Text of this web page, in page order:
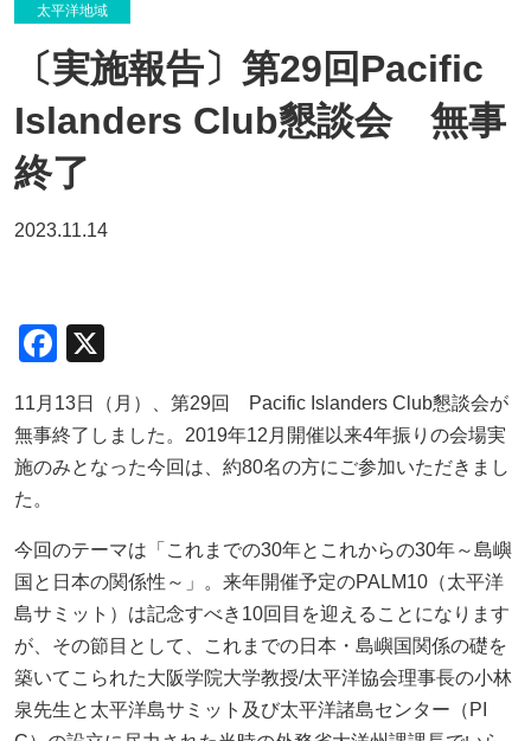
太平洋地域
〔実施報告〕第29回Pacific
Islanders Club懇談会 無事
終了
2023.11.14
F
c
e
o
o
k
11月13日（月）、第29回 Pacific Islanders Club懇談会が
無事終了しました。2019年12月開催以来4年振りの会場実
施のみとなった今回は、約80名の方にご参加いただきまし
た。
今回のテーマは「これまでの30年とこれからの30年～島嶼
国と日本の関係性～」。来年開催予定のPALM10（太平洋
島サミット）は記念すべき10回目を迎えることになります
が、その節目として、これまでの日本・島嶼国関係の礎を
築いてこられた大阪学院大学教授/太平洋協会理事長の小林
泉先生と太平洋島サミット及び太平洋諸島センター（PI